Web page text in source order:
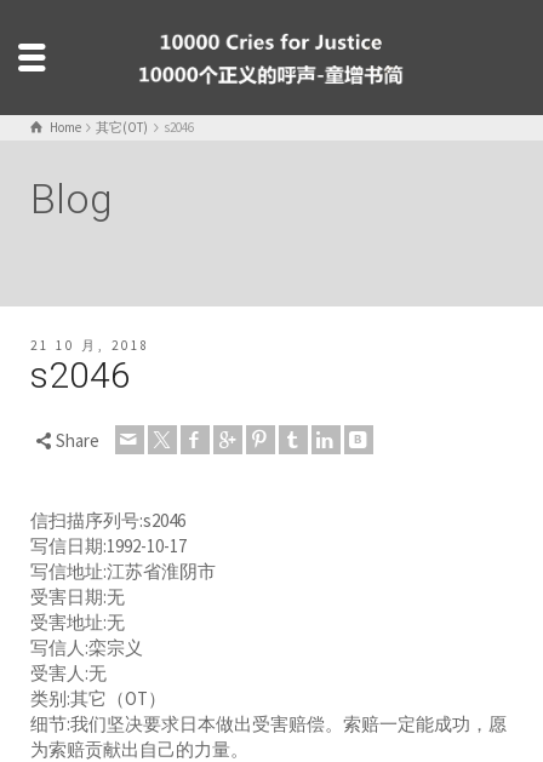
Home 其它(OT) s2046
Blog
21 10 月, 2018
s2046
Share
信扫描序列号:s2046
写信日期:1992-10-17
写信地址:江苏省淮阴市
受害日期:无
受害地址:无
写信人:栾宗义
受害人:无
类别:其它（OT）
细节:我们坚决要求日本做出受害赔偿。索赔一定能成功，愿
为索赔贡献出自己的力量。